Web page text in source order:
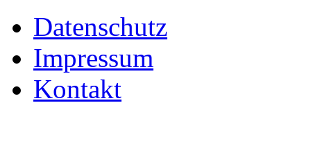
Datenschutz
Impressum
Kontakt